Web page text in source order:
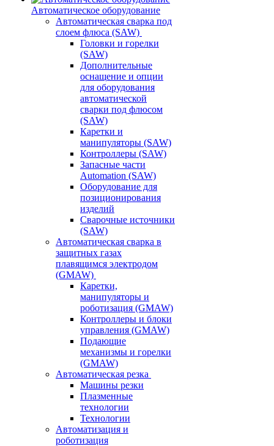
Автоматическое оборудование
Автоматическая сварка под
слоем флюса (SAW)
Головки и горелки
(SAW)
Дополнительные
оснащение и опции
для оборудования
автоматической
сварки под флюсом
(SAW)
Каретки и
манипуляторы (SAW)
Контроллеры (SAW)
Запасные части
Automation (SAW)
Оборудование для
позиционирования
изделий
Сварочные источники
(SAW)
Автоматическая сварка в
защитных газах
плавящимся электродом
(GMAW)
Каретки,
манипуляторы и
роботизация (GMAW)
Контроллеры и блоки
управления (GMAW)
Подающие
механизмы и горелки
(GMAW)
Автоматическая резка
Машины резки
Плазменные
технологии
Технологии
Автоматизация и
роботизация